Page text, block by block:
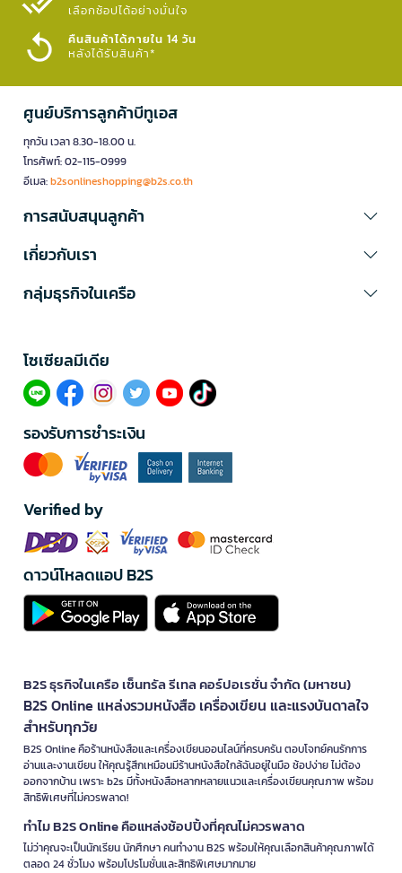
เลือกช้อปได้อย่างมั่นใจ​
คืนสินค้าได้ภายใน 14 วัน
หลังได้รับสินค้า*
ศูนย์บริการลูกค้าบีทูเอส
ทุกวัน เวลา 8.30-18.00 น.
โทรศัพท์: 02-115-0999
อีเมล:b2sonlineshopping@b2s.co.th
การสนับสนุนลูกค้า
เกี่ยวกับเรา
กลุ่มธุรกิจในเครือ
โซเซียลมีเดีย​
รองรับการชำระเงิน
Verified by
ดาวน์โหลดแอป B2S
B2S ธุรกิจในเครือ เซ็นทรัล รีเทล คอร์ปอเรชั่น จำกัด (มหาชน)
B2S Online แหล่งรวมหนังสือ เครื่องเขียน และแรงบันดาลใจ
สำหรับทุกวัย
B2S Online คือร้านหนังสือและเครื่องเขียนออนไลน์ที่ครบครัน ตอบโจทย์คนรักการ
อ่านและงานเขียน ให้คุณรู้สึกเหมือนมีร้านหนังสือใกล้ฉันอยู่ในมือ ช้อปง่าย ไม่ต้อง
ออกจากบ้าน เพราะ b2s มีทั้งหนังสือหลากหลายแนวและเครื่องเขียนคุณภาพ พร้อม
สิทธิพิเศษที่ไม่ควรพลาด!
ทำไม B2S Online คือแหล่งช้อปปิ้งที่คุณไม่ควรพลาด
ไม่ว่าคุณจะเป็นนักเรียน นักศึกษา คนทำงาน B2S พร้อมให้คุณเลือกสินค้าคุณภาพได้
ตลอด 24 ชั่วโมง พร้อมโปรโมชั่นและสิทธิพิเศษมากมาย